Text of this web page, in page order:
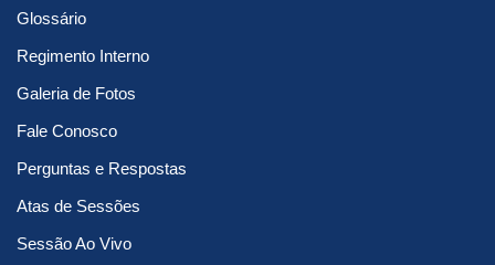
Glossário
Regimento Interno
Galeria de Fotos
Fale Conosco
Perguntas e Respostas
Atas de Sessões
Sessão Ao Vivo